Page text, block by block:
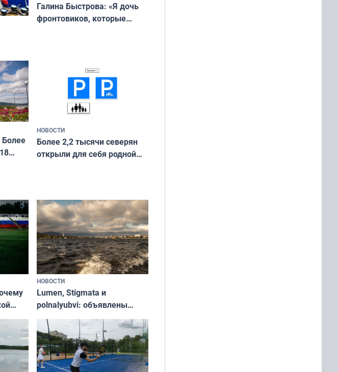
Галина Быстрова: «Я дочь
фронтовиков, которые
НОВОСТИ
Более 2,2 тысячи северян
открыли для себя родной
НОВОСТИ
Lumen, Stigmata и
polnalyubvi: объявлены
хедлайнеры фестиваля
«Имандра» в 2026 года